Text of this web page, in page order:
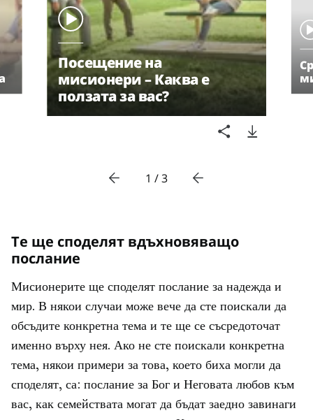
Посещение на
мисионери – Каква е
ползата за вас?
1 / 3
Те ще споделят вдъхновяващо
послание
Мисионерите ще споделят послание за надежда и
мир. В някои случаи може вече да сте поискали да
обсъдите конкретна тема и те ще се съсредоточат
именно върху нея. Ако не сте поискали конкретна
тема, някои примери за това, което биха могли да
споделят, са: послание за Бог и Неговата любов към
вас, как семействата могат да бъдат заедно завинаги